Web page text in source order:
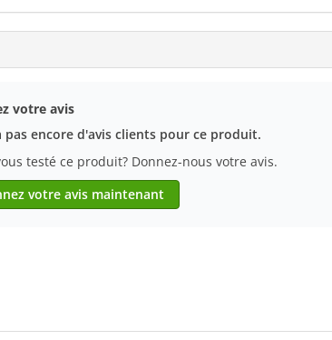
votre avis
pas encore d'avis clients pour ce produit.
testé ce produit? Donnez-nous votre avis.
votre avis maintenant